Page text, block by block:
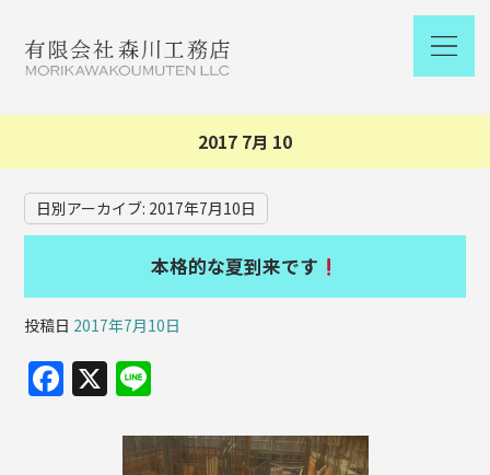
2017 7月 10
日別アーカイブ: 2017年7月10日
本格的な夏到来です
投稿日 2017年7月10日
F
a
X
e